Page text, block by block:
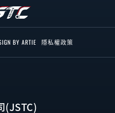
BY ARTIE 隱私權政策
(JSTC)